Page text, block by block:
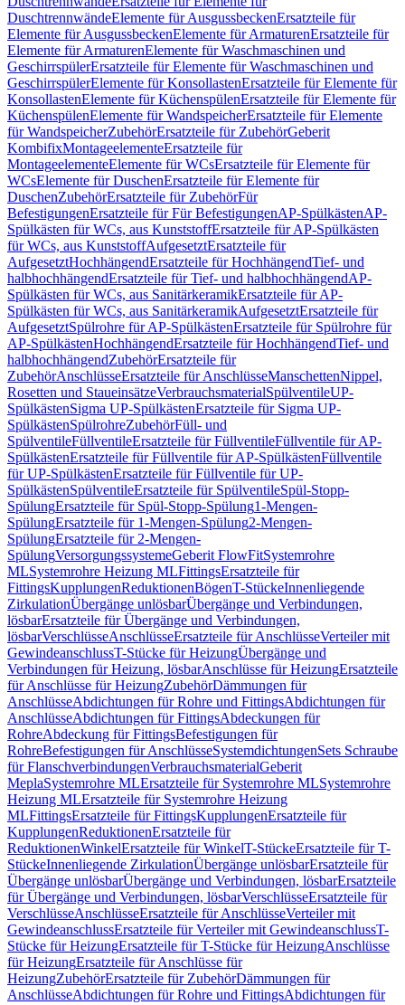
DuschtrennwändeElemente für AusgussbeckenErsatzteile für
Elemente für AusgussbeckenElemente für ArmaturenErsatzteile für
Elemente für ArmaturenElemente für Waschmaschinen und
GeschirrspülerErsatzteile für Elemente für Waschmaschinen und
GeschirrspülerElemente für KonsollastenErsatzteile für Elemente für
KonsollastenElemente für KüchenspülenErsatzteile für Elemente für
KüchenspülenElemente für WandspeicherErsatzteile für Elemente
für WandspeicherZubehörErsatzteile für ZubehörGeberit
KombifixMontageelementeErsatzteile für
MontageelementeElemente für WCsErsatzteile für Elemente für
WCsElemente für DuschenErsatzteile für Elemente für
DuschenZubehörErsatzteile für ZubehörFür
BefestigungenErsatzteile für Für BefestigungenAP-SpülkästenAP-
Spülkästen für WCs, aus KunststoffErsatzteile für AP-Spülkästen
für WCs, aus KunststoffAufgesetztErsatzteile für
AufgesetztHochhängendErsatzteile für HochhängendTief- und
halbhochhängendErsatzteile für Tief- und halbhochhängendAP-
Spülkästen für WCs, aus SanitärkeramikErsatzteile für AP-
Spülkästen für WCs, aus SanitärkeramikAufgesetztErsatzteile für
AufgesetztSpülrohre für AP-SpülkästenErsatzteile für Spülrohre für
AP-SpülkästenHochhängendErsatzteile für HochhängendTief- und
halbhochhängendZubehörErsatzteile für
ZubehörAnschlüsseErsatzteile für AnschlüsseManschettenNippel,
Rosetten und StaueinsätzeVerbrauchsmaterialSpülventileUP-
SpülkästenSigma UP-SpülkästenErsatzteile für Sigma UP-
SpülkästenSpülrohreZubehörFüll- und
SpülventileFüllventileErsatzteile für FüllventileFüllventile für AP-
SpülkästenErsatzteile für Füllventile für AP-SpülkästenFüllventile
für UP-SpülkästenErsatzteile für Füllventile für UP-
SpülkästenSpülventileErsatzteile für SpülventileSpül-Stopp-
SpülungErsatzteile für Spül-Stopp-Spülung1-Mengen-
SpülungErsatzteile für 1-Mengen-Spülung2-Mengen-
SpülungErsatzteile für 2-Mengen-
SpülungVersorgungssystemeGeberit FlowFitSystemrohre
MLSystemrohre Heizung MLFittingsErsatzteile für
FittingsKupplungenReduktionenBögenT-StückeInnenliegende
ZirkulationÜbergänge unlösbarÜbergänge und Verbindungen,
lösbarErsatzteile für Übergänge und Verbindungen,
lösbarVerschlüsseAnschlüsseErsatzteile für AnschlüsseVerteiler mit
GewindeanschlussT-Stücke für HeizungÜbergänge und
Verbindungen für Heizung, lösbarAnschlüsse für HeizungErsatzteile
für Anschlüsse für HeizungZubehörDämmungen für
AnschlüsseAbdichtungen für Rohre und FittingsAbdichtungen für
AnschlüsseAbdichtungen für FittingsAbdeckungen für
RohreAbdeckung für FittingsBefestigungen für
RohreBefestigungen für AnschlüsseSystemdichtungenSets Schraube
für FlanschverbindungenVerbrauchsmaterialGeberit
MeplaSystemrohre MLErsatzteile für Systemrohre MLSystemrohre
Heizung MLErsatzteile für Systemrohre Heizung
MLFittingsErsatzteile für FittingsKupplungenErsatzteile für
KupplungenReduktionenErsatzteile für
ReduktionenWinkelErsatzteile für WinkelT-StückeErsatzteile für T-
StückeInnenliegende ZirkulationÜbergänge unlösbarErsatzteile für
Übergänge unlösbarÜbergänge und Verbindungen, lösbarErsatzteile
für Übergänge und Verbindungen, lösbarVerschlüsseErsatzteile für
VerschlüsseAnschlüsseErsatzteile für AnschlüsseVerteiler mit
GewindeanschlussErsatzteile für Verteiler mit GewindeanschlussT-
Stücke für HeizungErsatzteile für T-Stücke für HeizungAnschlüsse
für HeizungErsatzteile für Anschlüsse für
HeizungZubehörErsatzteile für ZubehörDämmungen für
AnschlüsseAbdichtungen für Rohre und FittingsAbdichtungen für